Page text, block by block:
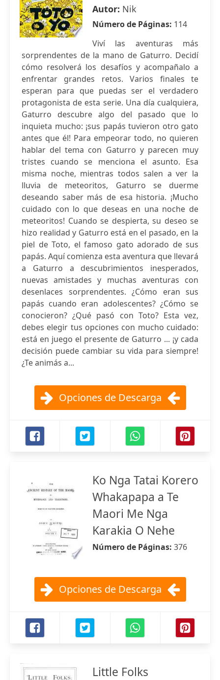
Autor: Nik
Número de Páginas: 114
Viví las aventuras más
sorprendentes de la mano de Gaturro. Decidí
cómo resolverá los desafíos y acompañalo a
enfrentar grandes retos. Varios finales te
esperan para que puedas ser el verdadero
protagonista de esta serie. Una día cualquiera,
Gaturro descubre algo del pasado que lo
inquieta mucho: ¡sus papás tuvieron otro gato
antes que él! Para empeorar todo, no quieren
hablar del tema con Gaturro y parecen muy
tristes cuando se menciona el asunto. Esa
misma noche, mientras todos salen a ver la
lluvia de meteoritos, Gaturro se duerme
deseando saber más de esa historia. ¡Mucho
cuidado con lo que deseas en una noche de
meteoritos! Cuando se despierta, su deseo se
hizo realidad y Gaturro está en el pasado, en la
piel de Toto, el famoso gato adorado de sus
papás. Aquí comienza esta aventura que llevará
a Gaturro a descubrimientos inesperados,
nuevas amistades y muchas aventuras con
desenlaces sorprendentes. ¿Cómo eran sus
papás cuando eran adolescentes? ¿Cómo se
conocieron? ¿Qué pasó con Toto? Esta vez,
debes elegir tus opciones con mucho cuidado:
está en juego el presente de Gaturro ... ¡y cada
decisión puede cambiar su vida para siempre!
¿Te animás a...
Opciones de Descarga
Ko Nga Tatai Korero
Whakapapa a Te
Maori Me Nga
Karakia O Nehe
Número de Páginas: 376
Opciones de Descarga
Little Folks